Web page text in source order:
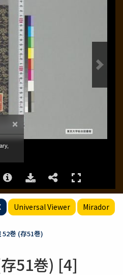
Universal Viewer Mirador
52巻 (存51巻)
51巻) [4]